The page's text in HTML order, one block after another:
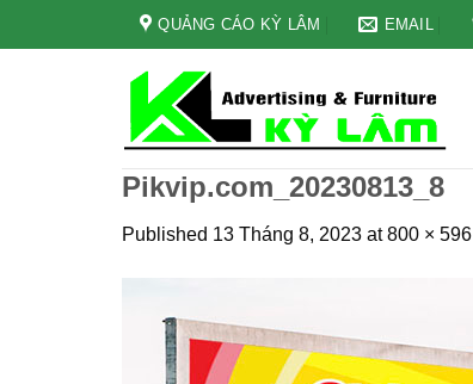
QUẢNG CÁO KỲ LÂM EMAIL
Pikvip.com_20230813_8
Published 13 Tháng 8, 2023 at800 × 596